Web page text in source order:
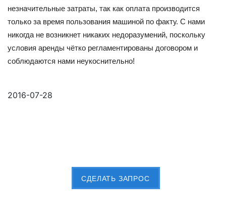
незначительные затраты, так как оплата производится
только за время пользования машиной по факту. С нами
никогда не возникнет никаких недоразумений, поскольку
условия аренды чётко регламентированы договором и
соблюдаются нами неукоснительно!
2016-07-28
CДЕЛАТЬ ЗАПРОС